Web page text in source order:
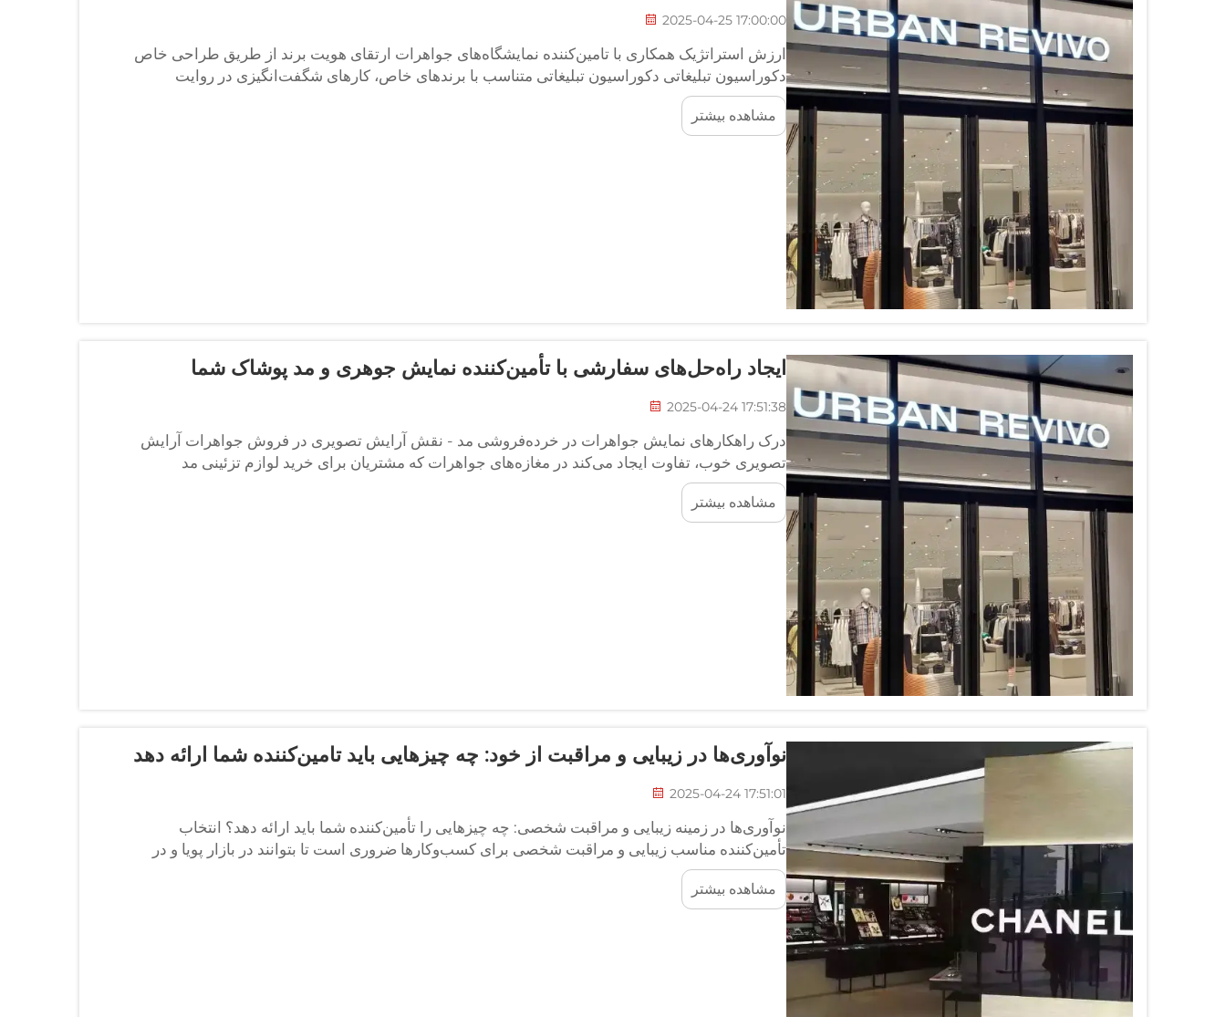
2025-04-25 17:00:00
ارزش استراتژیک همکاری با تامین‌کننده نمایشگاه‌های جواهرات ارتقای هویت برند از طریق طراحی خاص
دکوراسیون تبلیغاتی دکوراسیون تبلیغاتی متناسب با برندهای خاص، کارهای شگفت‌انگیزی در روایت
داستان یک شرکت و برجسته کردن ارزش‌های آن انجام می‌دهد...
مشاهده بیشتر
ایجاد راه‌حل‌های سفارشی با تأمین‌کننده نمایش جوهری و مد پوشاک شما
2025-04-24 17:51:38
درک راهکارهای نمایش جواهرات در خرده‌فروشی مد - نقش آرایش تصویری در فروش جواهرات آرایش
تصویری خوب، تفاوت ایجاد می‌کند در مغازه‌های جواهرات که مشتریان برای خرید لوازم تزئینی مد
فروشگاهی می‌کنند. وقتی فروشندگان ایجاد می‌کنند ما...
مشاهده بیشتر
نوآوری‌ها در زیبایی و مراقبت از خود: چه چیزهایی باید تامین‌کننده شما ارائه دهد
2025-04-24 17:51:01
نوآوری‌ها در زمینه زیبایی و مراقبت شخصی: چه چیزهایی را تأمین‌کننده شما باید ارائه دهد؟ انتخاب
تأمین‌کننده مناسب زیبایی و مراقبت شخصی برای کسب‌وکارها ضروری است تا بتوانند در بازار پویا و در
حال تغییر مراقبت شخصی رقابت‌پذیر بمانند. یک تأمین‌کننده قابل اعتماد نه تنها...
مشاهده بیشتر